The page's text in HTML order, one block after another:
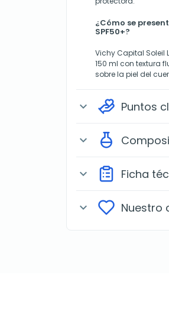
¿Cómo se
SPF50+?
Vichy Capital Soleil
150 ml con textura
sobre la piel del
expand_more Puntos
expand_more
expand_more Ficha
expand_more Nuestro